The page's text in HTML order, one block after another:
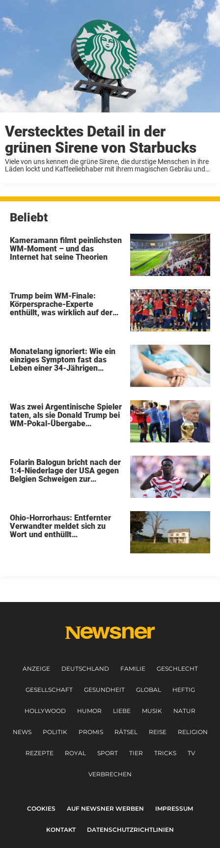
Verstecktes Detail in der
grünen Sirene von Starbucks
Viele von uns kennen die grüne Sirene, die durstige Menschen in ihre
Läden lockt und Kaffeeliebhaber mit ihrem magischen Gebräu und
Beliebt
Kameramann filmt peinlichsten
WM-Moment – und das
Internet hat seine Theorien
Trump beim WM-Finale:
Körpersprache-Experte
enthüllt, was wirklich auf der
Monatelang ignoriert: Wie ein
einziges Symptom fast das
Leben einer 34-Jährigen
Was zwei Argentinische Spieler
taten, als sie Donald Trump bei
WM-Pokal-Übergabe
Folarin Balogun bricht nach der
1:4-Niederlage der USA gegen
Belgien Schweigen zur
Ohio-Horrorhaus: Entfernter
Verwandter meldet sich zu
Wort und enthüllt
ANZEIGE DEUTSCHLAND FAMILIE GESCHLECHT
GESELLSCHAFT GESUNDHEIT GLOBAL HEFTIG
HOLLYWOOD HUMOR LIEBE MUSIK NATUR
NEWS POLITIK PROMIS RÄTSEL REISE RELIGION
REZEPTE ROYAL SPORT TIER TRICKS TV
VERBRECHEN
COOKIES AUF NEWSNER WERBEN IMPRESSUM
KONTAKT DATENSCHUTZRICHTLINIEN